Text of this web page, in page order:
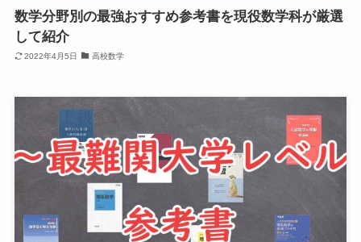
数学分野別の最強おすすめ参考書を現役数学科が厳選
して紹介
2022年4月5日 高校数学